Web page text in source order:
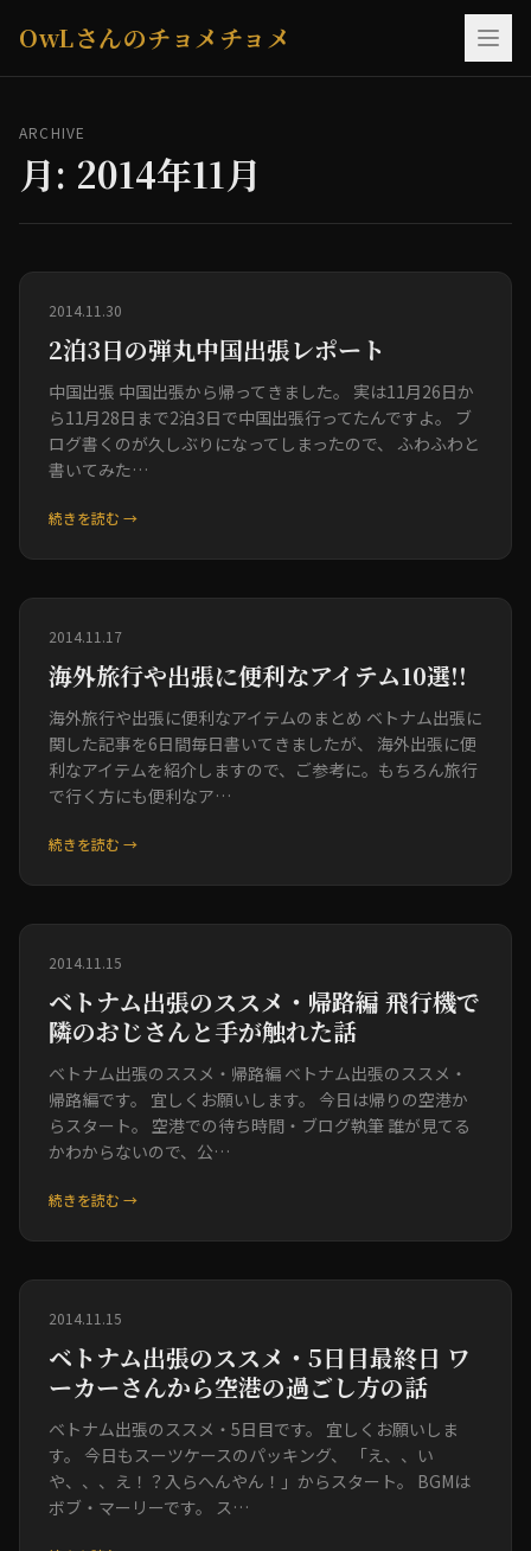
OwLさんのチョメチョメ
ARCHIVE
月: 2014年11月
2014.11.30
2泊3日の弾丸中国出張レポート
中国出張 中国出張から帰ってきました。 実は11月26日か
ら11月28日まで2泊3日で中国出張行ってたんですよ。 ブ
ログ書くのが久しぶりになってしまったので、 ふわふわと
書いてみた…
続きを読む →
2014.11.17
海外旅行や出張に便利なアイテム10選!!
海外旅行や出張に便利なアイテムのまとめ ベトナム出張に
関した記事を6日間毎日書いてきましたが、 海外出張に便
利なアイテムを紹介しますので、ご参考に。もちろん旅行
で行く方にも便利なア…
続きを読む →
2014.11.15
ベトナム出張のススメ・帰路編 飛行機で
隣のおじさんと手が触れた話
ベトナム出張のススメ・帰路編 ベトナム出張のススメ・
帰路編です。 宜しくお願いします。 今日は帰りの空港か
らスタート。 空港での待ち時間・ブログ執筆 誰が見てる
かわからないので、公…
続きを読む →
2014.11.15
ベトナム出張のススメ・5日目最終日 ワ
ーカーさんから空港の過ごし方の話
ベトナム出張のススメ・5日目です。 宜しくお願いしま
す。 今日もスーツケースのパッキング、 「え、、い
や、、、え！？入らへんやん！」からスタート。 BGMは
ボブ・マーリーです。 ス…